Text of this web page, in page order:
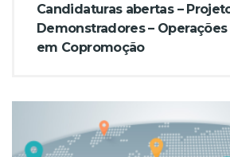
Candidaturas abertas –
Demonstradores –
em Copromoção